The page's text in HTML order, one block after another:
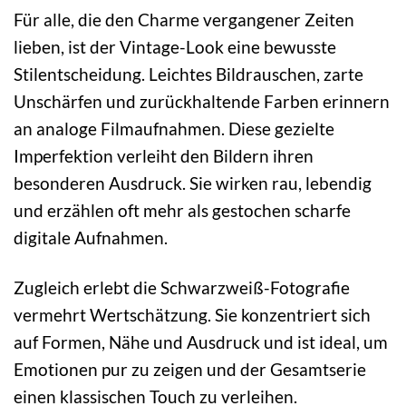
Für alle, die den Charme vergangener Zeiten
lieben, ist der Vintage-Look eine bewusste
Stilentscheidung. Leichtes Bildrauschen, zarte
Unschärfen und zurückhaltende Farben erinnern
an analoge Filmaufnahmen. Diese gezielte
Imperfektion verleiht den Bildern ihren
besonderen Ausdruck. Sie wirken rau, lebendig
und erzählen oft mehr als gestochen scharfe
digitale Aufnahmen.
Zugleich erlebt die Schwarzweiß-Fotografie
vermehrt Wertschätzung. Sie konzentriert sich
auf Formen, Nähe und Ausdruck und ist ideal, um
Emotionen pur zu zeigen und der Gesamtserie
einen klassischen Touch zu verleihen.